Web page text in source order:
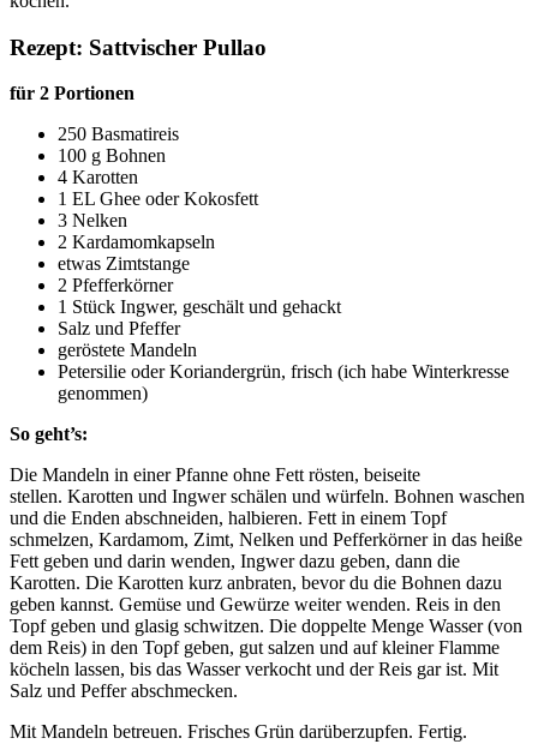
Rezept: Sattvischer Pullao
für 2 Portionen
250 Basmatireis
100 g Bohnen
4 Karotten
1 EL Ghee oder Kokosfett
3 Nelken
2 Kardamomkapseln
etwas Zimtstange
2 Pfefferkörner
1 Stück Ingwer, geschält und gehackt
Salz und Pfeffer
geröstete Mandeln
Petersilie oder Koriandergrün, frisch (ich habe Winterkresse
genommen)
So geht’s:
Die Mandeln in einer Pfanne ohne Fett rösten, beiseite
stellen. Karotten und Ingwer schälen und würfeln. Bohnen waschen
und die Enden abschneiden, halbieren. Fett in einem Topf
schmelzen, Kardamom, Zimt, Nelken und Pefferkörner in das heiße
Fett geben und darin wenden, Ingwer dazu geben, dann die
Karotten. Die Karotten kurz anbraten, bevor du die Bohnen dazu
geben kannst. Gemüse und Gewürze weiter wenden. Reis in den
Topf geben und glasig schwitzen. Die doppelte Menge Wasser (von
dem Reis) in den Topf geben, gut salzen und auf kleiner Flamme
köcheln lassen, bis das Wasser verkocht und der Reis gar ist. Mit
Salz und Peffer abschmecken.
Mit Mandeln betreuen. Frisches Grün darüberzupfen. Fertig.